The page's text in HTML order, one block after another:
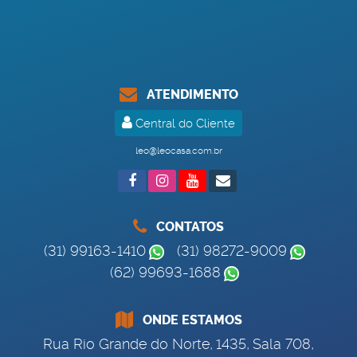
ATENDIMENTO
Central do Cliente
leo@leocasa.com.br
CONTATOS
(31) 99163-1410
(31) 98272-9009
(62) 99693-1688
ONDE ESTAMOS
Rua Rio Grande do Norte, 1435, Sala 708,